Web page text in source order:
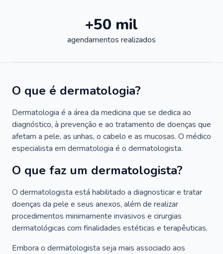
+50 mil
agendamentos realizados
O que é dermatologia?
Dermatologia é a área da medicina que se dedica ao
diagnóstico, à prevenção e ao tratamento de doenças que
afetam a pele, as unhas, o cabelo e as mucosas. O médico
especialista em dermatologia é o dermatologista.
O que faz um dermatologista?
O dermatologista está habilitado a diagnosticar e tratar
doenças da pele e seus anexos, além de realizar
procedimentos minimamente invasivos e cirurgias
dermatológicas com finalidades estéticas e terapêuticas.
Embora o dermatologista seja mais associado aos